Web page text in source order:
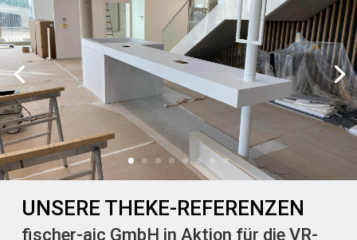
UNSERE THEKE-REFERENZEN
fischer-aic GmbH in Aktion für die VR-